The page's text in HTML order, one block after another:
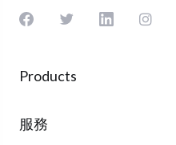
Products
服務